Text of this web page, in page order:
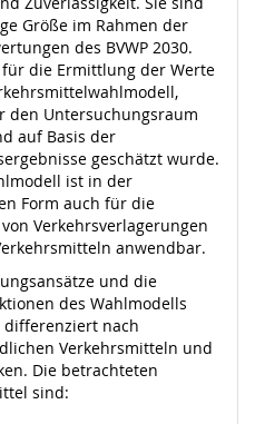
Größe im Rahmen der
des BVWP 2030.
die Ermittlung der Werte
den Untersuchungsraum
auf Basis der
geschätzt wurde.
ist in der
Form auch für die
Verkehrsverlagerungen
anwendbar.
und die
des Wahlmodells
differenziert nach
Verkehrsmitteln und
Die betrachteten
sind: